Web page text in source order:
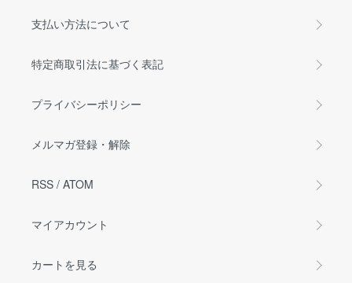
支払い方法について
特定商取引法に基づく表記
プライバシーポリシー
メルマガ登録・解除
RSS / ATOM
マイアカウント
カートを見る